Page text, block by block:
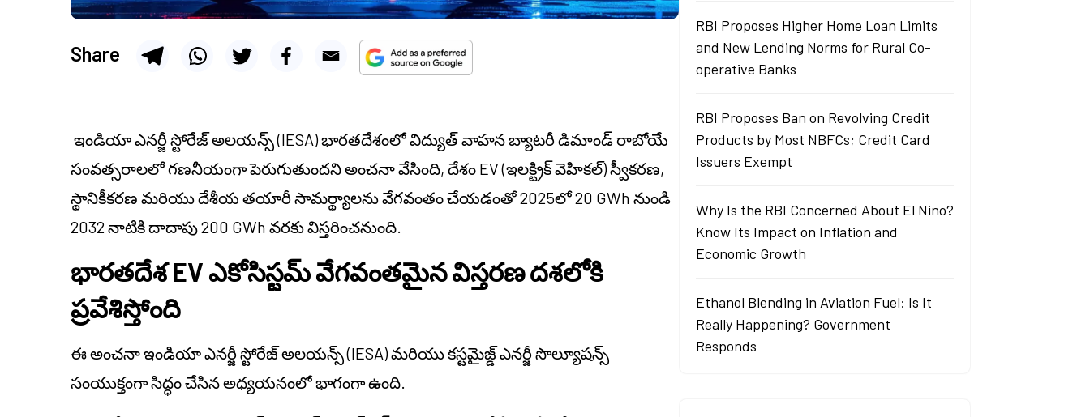
Share
ఇండియా ఎనర్జీ స్టోరేజ్ అలయన్స్ (IESA) భారతదేశంలో విద్యుత్ వాహన బ్యాటరీ డిమాండ్ రాబోయే
సంవత్సరాలలో గణనీయంగా పెరుగుతుందని అంచనా వేసింది, దేశం EV (ఇలక్ట్రిక్ వెహికల్) స్వీకరణ,
స్థానికీకరణ మరియు దేశీయ తయారీ సామర్థ్యాలను వేగవంతం చేయడంతో 2025లో 20 GWh నుండి
2032 నాటికి దాదాపు 200 GWh వరకు విస్తరించనుంది.
భారతదేశ EV ఎకోసిస్టమ్ వేగవంతమైన విస్తరణ దశలోకి
ప్రవేశిస్తోంది
ఈ అంచనా ఇండియా ఎనర్జీ స్టోరేజ్ అలయన్స్ (IESA) మరియు కస్టమైజ్డ్ ఎనర్జీ సొల్యూషన్స్
సంయుక్తంగా సిద్ధం చేసిన అధ్యయనంలో భాగంగా ఉంది.
RBI Proposes Higher Home Loan Limits
and New Lending Norms for Rural Co-
operative Banks
RBI Proposes Ban on Revolving Credit
Products by Most NBFCs; Credit Card
Issuers Exempt
Why Is the RBI Concerned About El Nino?
Know Its Impact on Inflation and
Economic Growth
Ethanol Blending in Aviation Fuel: Is It
Really Happening? Government
Responds